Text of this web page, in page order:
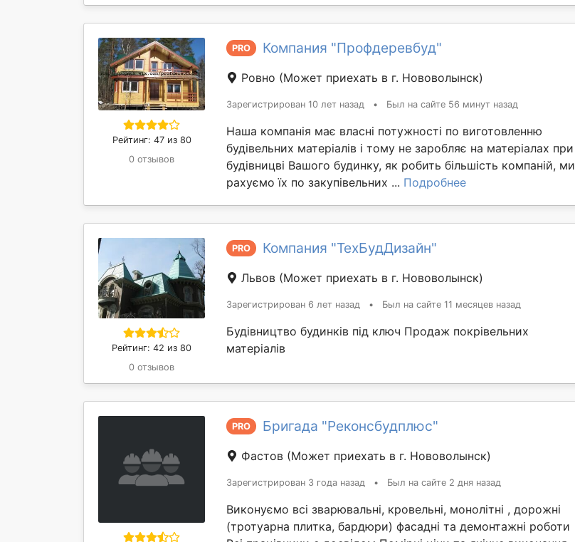
Рейтинг: 47 из 80
0 отзывов
PRO Компания "Профдеревбуд"
Ровно (Может приехать в г. Нововолынск)
Зарегистрирован 10 лет назад • Был на сайте 56 минут назад
Наша компанія має власні потужності по виготовленню
будівельних матеріалів і тому не заробляє на матеріалах при
будівницві Вашого будинку, як робить більшість компаній, ми
рахуємо їх по закупівельних ... Подробнее
Рейтинг: 42 из 80
0 отзывов
PRO Компания "ТехБудДизайн"
Львов (Может приехать в г. Нововолынск)
Зарегистрирован 6 лет назад • Был на сайте 11 месяцев назад
Будівництво будинків під ключ Продаж покрівельних
матеріалів
PRO Бригада "Реконсбудплюс"
Фастов (Может приехать в г. Нововолынск)
Зарегистрирован 3 года назад • Был на сайте 2 дня назад
Виконуємо всі зварювальні, кровельні, монолітні , дорожні
(тротуарна плитка, бардюри) фасадні та демонтажні роботи